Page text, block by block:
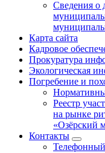
Сведения о
Карта сайта
Кадровое
Прокуратура
Экологическая
Погребение и
Реестр
на рынке
«Озёрский
Контакты